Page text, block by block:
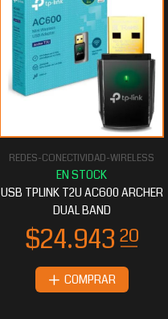
REDES-CONECTIVIDAD-WIRELESS
USB TPLINK T2U AC600 ARCHER
DUAL BAND
COMPRAR